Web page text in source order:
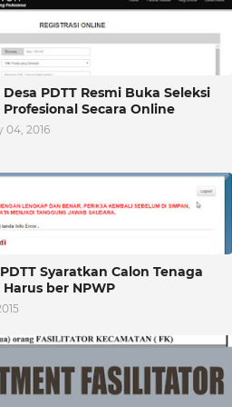
PDTT Resmi Buka Seleksi
Secara Online
04, 2016
Syaratkan Calon Tenaga
ber NPWP